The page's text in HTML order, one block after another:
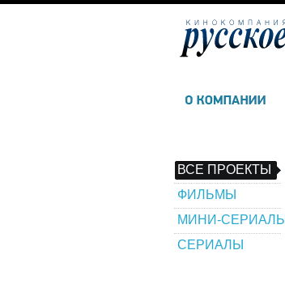
ВСЕ ПРОЕКТЫ
ФИЛЬМЫ
МИНИ-СЕРИАЛЫ
СЕРИАЛЫ